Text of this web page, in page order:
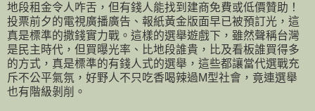
地段租金令人咋舌，但有錢人能找到建商免費或低價贊助！
投票前夕的電視廣播廣告、報紙黃金版面早已被預訂光，這
真是標準的撒錢實力戰。這樣的選舉遊戲下，雖然聲稱台灣
是民主時代，但買曝光率、比地段誰貴，比及看板誰買得多
的方式，真是標準的有錢人式的選舉，這些都讓當代選戰充
斥不公平氣氛，好野人不只吃香喝辣過M型社會，竟連選舉
也有階級剝削。